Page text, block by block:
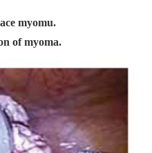
myomu.
of myoma.